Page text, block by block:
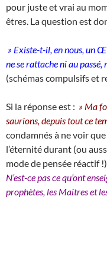
pour juste et vrai au
êtres. La question est
» Existe-t-il, en nous, un
ne se rattache ni au
(schémas compulsifs et
Si la réponse est : » Ma
saurions, depuis tout ce
condamnés à ne voir
l’éternité durant (ou
mode de pensée réactif
N’est-ce pas ce qu’ont
prophètes, les Maitres et